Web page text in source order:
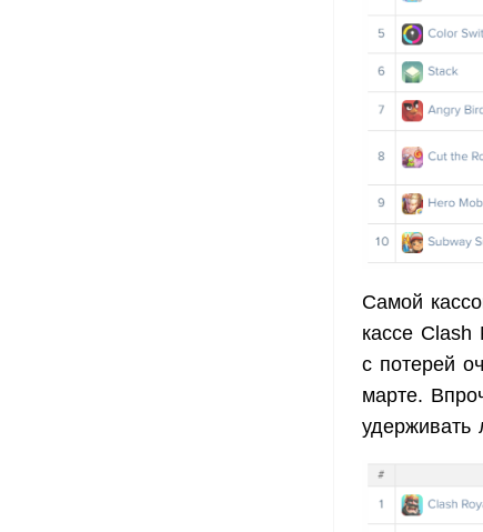
Самой
кассе Clash
с потерей
марте.
удерживать